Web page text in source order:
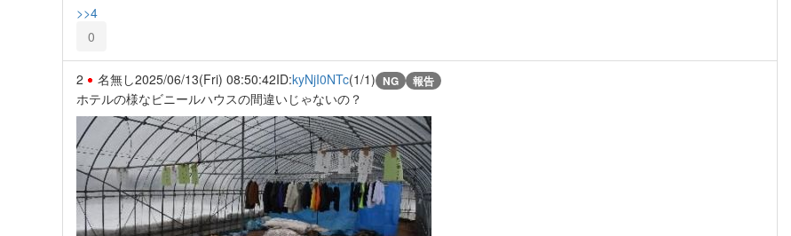
>>4
0
2 名無し2025/06/13(Fri) 08:50:42ID:kyNjI0NTc(1/1) NG 報告
ホテルの様なビニールハウスの間違いじゃないの？